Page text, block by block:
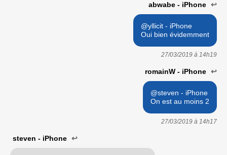
abwabe - iPhone ↩
@yllicit - iPhone
Oui bien évidemment
27/03/2019 à 14h19
romainW - iPhone ↩
@steven - iPhone
On est au moins 2
27/03/2019 à 14h17
steven - iPhone ↩